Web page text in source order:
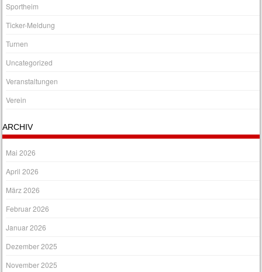
Sportheim
Ticker-Meldung
Turnen
Uncategorized
Veranstaltungen
Verein
ARCHIV
Mai 2026
April 2026
März 2026
Februar 2026
Januar 2026
Dezember 2025
November 2025